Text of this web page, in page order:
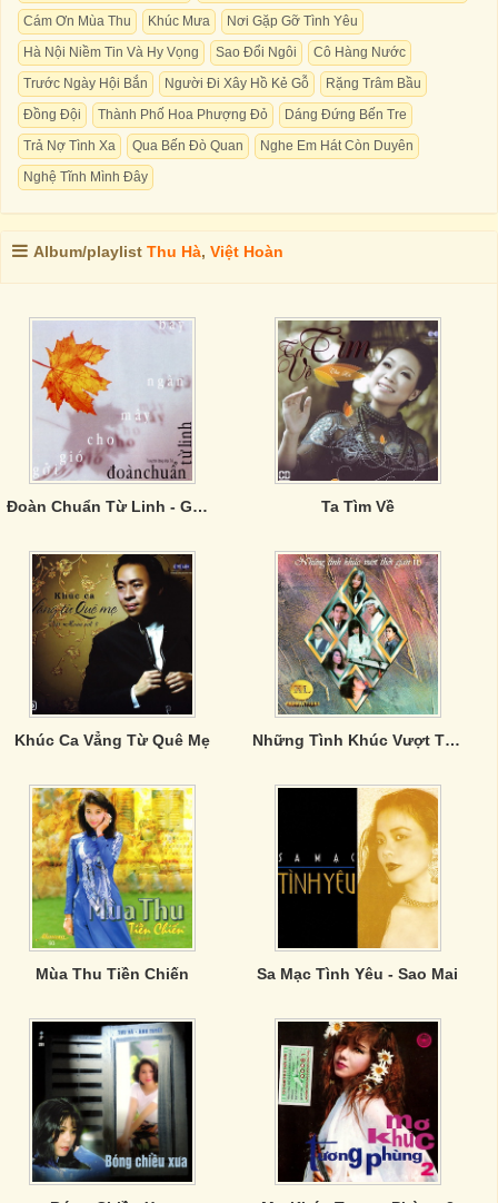
Cám Ơn Mùa Thu
Khúc Mưa
Nơi Gặp Gỡ Tình Yêu
Hà Nội Niềm Tin Và Hy Vọng
Sao Đổi Ngôi
Cô Hàng Nước
Trước Ngày Hội Bắn
Người Đi Xây Hồ Kẻ Gỗ
Rặng Trâm Bầu
Đồng Đội
Thành Phố Hoa Phượng Đỏ
Dáng Đứng Bến Tre
Trả Nợ Tình Xa
Qua Bến Đò Quan
Nghe Em Hát Còn Duyên
Nghệ Tĩnh Mình Đây
Album/playlist Thu Hà, Việt Hoàn
Đoàn Chuẩn Từ Linh - Gởi Gió Cho Mây Ngàn Bay Ta Tìm Về
Khúc Ca Vẳng Từ Quê Mẹ Những Tình Khúc Vượt Thời Gian 2
Mùa Thu Tiền Chiến Sa Mạc Tình Yêu - Sao Mai